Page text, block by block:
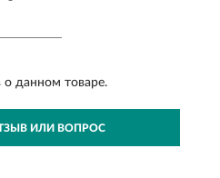
о данном товаре.
ИЛИ ВОПРОС